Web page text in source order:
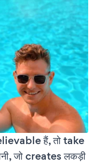
हैं, तो take
जो creates लकड़ी